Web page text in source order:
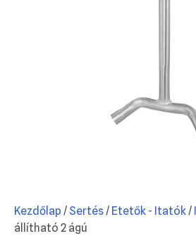
Kezdőlap / Sertés/ Etetők - Itatók/
állítható 2 ágú